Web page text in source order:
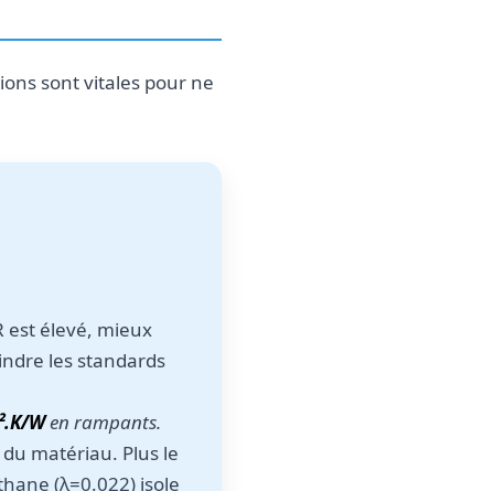
sont vitales pour ne
est élevé, mieux
les standards
Wen rampants.
matériau. Plus le
(λ=0.022) isole